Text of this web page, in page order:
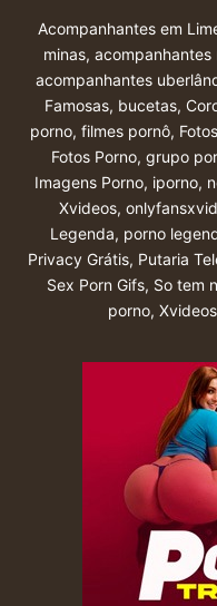
Acompanhantes em
minas, acompanhantes
acompanhantes
Famosas, bucetas,
porno, filmes pornô,
Fotos Porno, grupo
Imagens Porno, iporno,
Xvideos,
Legenda, porno
Privacy Grátis, Putaria
Sex Porn Gifs, So tem
porno,